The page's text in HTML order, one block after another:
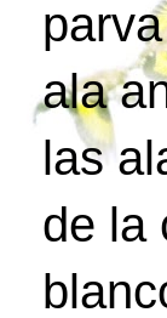
ala
las
de la